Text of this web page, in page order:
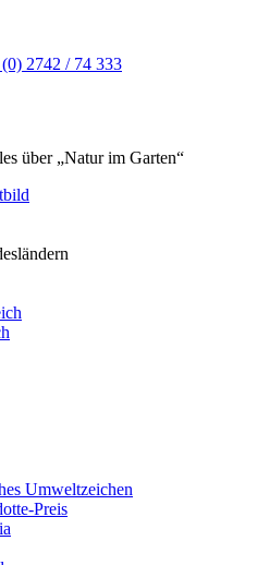
2742 / 74 333
über „Natur im Garten“
Umweltzeichen
Preis